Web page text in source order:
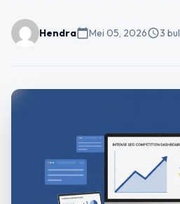
Hendracalendar_todayMei 05, 2026schedule3